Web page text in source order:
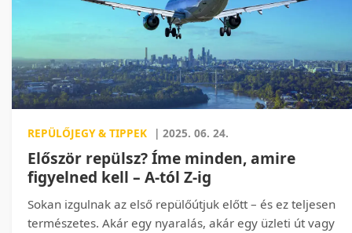
költséghatékonyan szervezhetjük meg az utazást a
REPÜLŐJEGY & TIPPEK | 2025. 06. 24.
Először repülsz? Íme minden, amire
figyelned kell – A-tól Z-ig
Sokan izgulnak az első repülőútjuk előtt – és ez teljesen
természetes. Akár egy nyaralás, akár egy üzleti út vagy